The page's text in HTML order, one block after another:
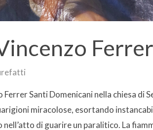
Ferrer
Ferrer Santi Domenicani nella chiesa di
miracolose, esortando
nell’atto di guarire un paralitico. La